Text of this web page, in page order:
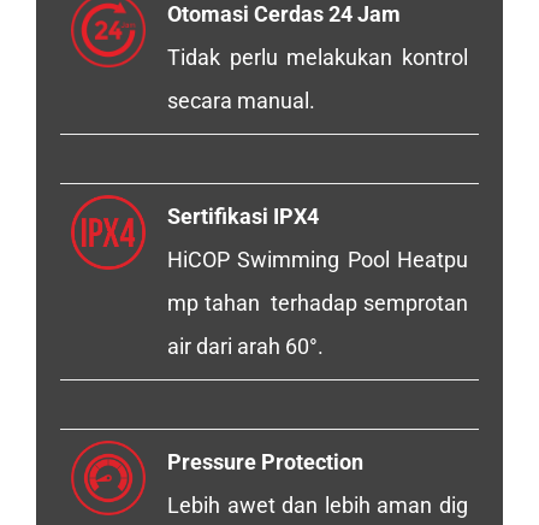
Otomasi Cerdas 24 Jam
Tidak perlu melakukan kontrol
secara manual.
Sertifikasi IPX4
HiCOP Swimming Pool Heatpu
mp tahan terhadap semprotan
air dari arah 60°.
Pressure Protection
Lebih awet dan lebih aman dig